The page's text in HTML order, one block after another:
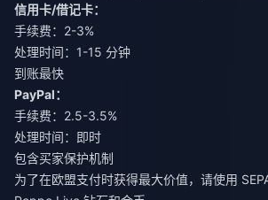
信用卡/借记卡：
手续费：2-3%
处理时间：1-15 分钟
到账最快
PayPal：
手续费：2.5-3.5%
处理时间：即时
包含买家保护机制
为了在欧盟支付时获得最大价值，请使用